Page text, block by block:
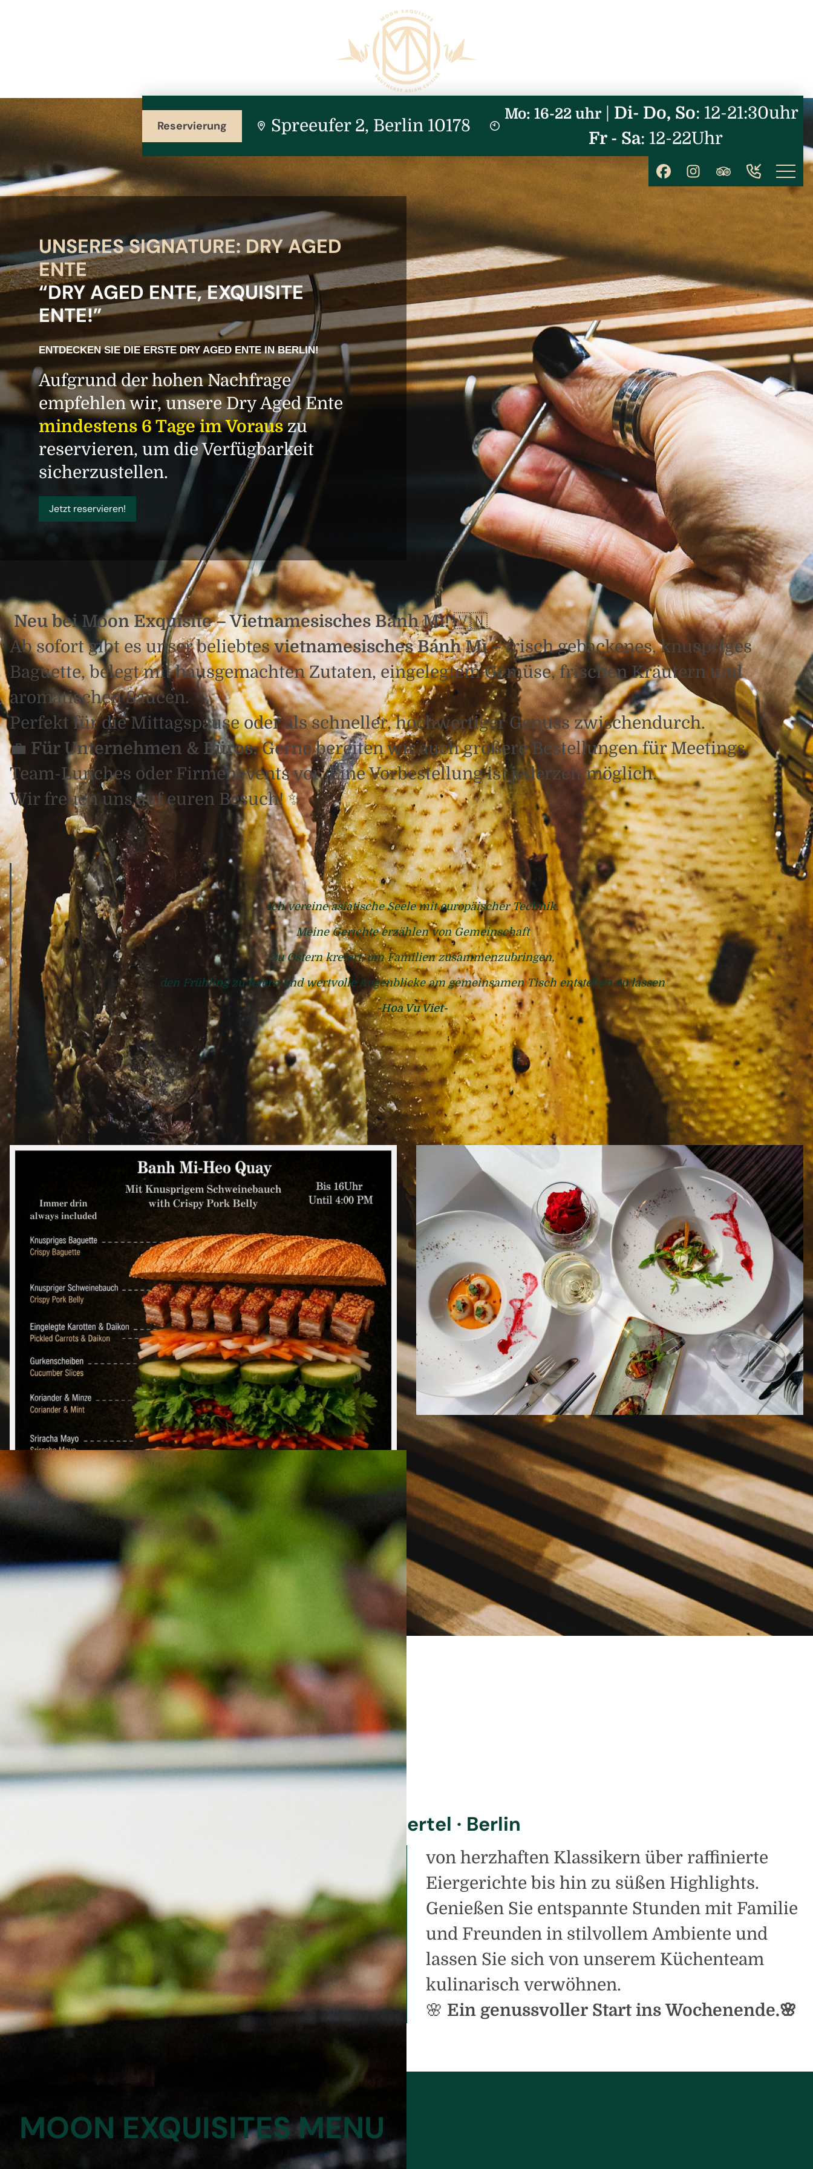
Reservierung Spreeufer 2, Berlin 10178
Mo: 16-22 uhr Di- Do, So: 12-21:30uhr
Fr - Sa: 12-22Uhr
UNSERES SIGNATURE: DRY AGED
ENTE
“DRY AGED ENTE, EXQUISITE
ENTE!”
ENTDECKEN SIE DIE ERSTE DRY AGED ENTE IN BERLIN!
Aufgrund der hohen Nachfrage
empfehlen wir, unsere Dry Aged Ente
mindestens 6 Tage im Vorauszu
reservieren, um die Verfügbarkeit
sicherzustellen.
Jetzt reservieren!
Neu bei Moon Exquisite – Vietnamesisches Bánh Mì!🇻🇳
Ab sofort gibt es unser beliebtesvietnamesisches Bánh Mì– frisch gebackenes, knuspriges
Baguette, belegt mit hausgemachten Zutaten, eingelegtem Gemüse, frischen Kräutern und
aromatischen Saucen.
Perfekt für die Mittagspause oder als schneller, hochwertiger Genuss zwischendurch.
💼 Für Unternehmen & Büros:Gerne bereiten wir auch größere Bestellungen für Meetings,
Team-Lunches oder Firmenevents vor. Eine Vorbestellung ist jederzeit möglich.
Wir freuen uns auf euren Besuch! ✨
Ich vereine asiatische Seele mit europäischer Technik.
Meine Gerichte erzählen von Gemeinschaft
zu Ostern kreiert, um Familien zusammenzubringen,
den Frühling zu feiern und wertvolle Augenblicke am gemeinsamen Tisch entstehen zu lassen
-Hoa Vu Viet-
Moon exquisite Weekend Brunch Nikolaiviertel · Berlin
Verbringen Sie das Wochenende bei einem
besonderen Brunch im Herzen des Berliner
Nikolaiviertels.
Freuen Sie sich auf eine erlesene Auswahl
liebevoll zubereiteter Brunch-Kreationen –
von herzhaften Klassikern über raffinierte
Eiergerichte bis hin zu süßen Highlights.
Genießen Sie entspannte Stunden mit Familie
und Freunden in stilvollem Ambiente und
lassen Sie sich von unserem Küchenteam
kulinarisch verwöhnen.
🌸 Ein genussvoller Start ins Wochenende.🌸
MOON EXQUISITES MENU